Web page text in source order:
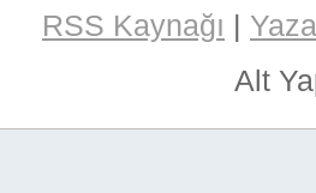
RSS Kaynağı |
Alt